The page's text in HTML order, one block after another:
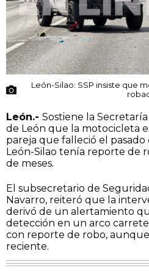
León-Silao: SSP insiste que
León.- Sostiene la
de León que la motocicleta
pareja que falleció el
León-Silao tenía reporte de
de meses.
El subsecretario de
Navarro, reiteró que la
derivó de un alertamiento
detección en un arco
con reporte de robo,
reciente.